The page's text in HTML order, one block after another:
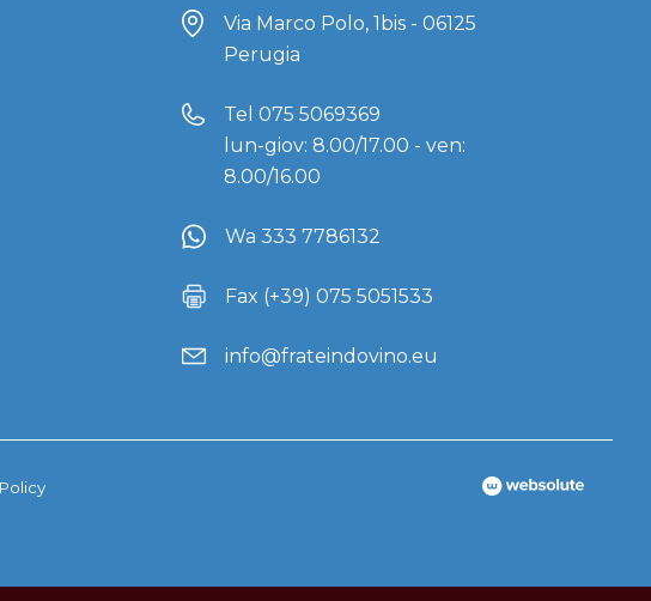
Via Marco Polo, 1bis - 06125
Perugia
Tel 075 5069369
lun-giov: 8.00/17.00 - ven:
8.00/16.00
Wa 333 7786132
Fax (+39) 075 5051533
info@frateindovino.eu